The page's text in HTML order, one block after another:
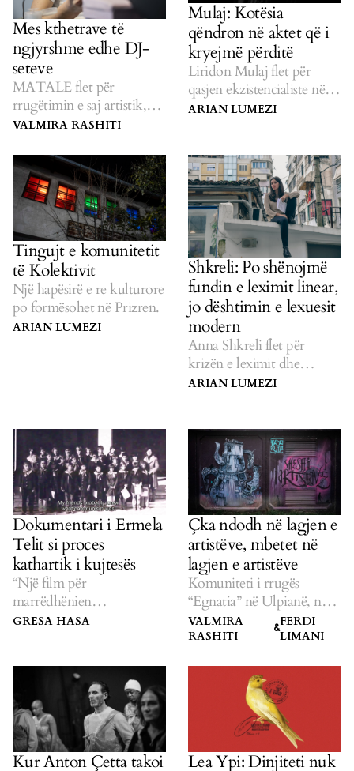
Mes kthetrave të
ngjyrshme edhe DJ-
seteve
MATALE flet për
rrugëtimin e saj artistik,
prej Tingëll Tangëll në
VALMIRA RASHITI
Mulaj: Kotësia
qëndron në aktet që i
kryejmë përditë
Liridon Mulaj flet për
qasjen ekzistencialiste në
procesin e të shkruarit.
ARIAN LUMEZI
Tingujt e komunitetit
të Kolektivit
Një hapësirë e re kulturore
po formësohet në Prizren.
ARIAN LUMEZI
Shkreli: Po shënojmë
fundin e leximit linear,
jo dështimin e lexuesit
modern
Anna Shkreli flet për
krizën e leximit dhe
letërsinë e pambështetur
ARIAN LUMEZI
Dokumentari i Ermela
Telit si proces
kathartik i kujtesës
“Një film për
marrëdhënien
kontradiktore të njeriut
GRESA HASA
Çka ndodh në lagjen e
artistëve, mbetet në
lagjen e artistëve
Komuniteti i rrugës
“Egnatia” në Ulpianë, në
mes të shpërthimit artistik
dhe gjentrifikimit.
VALMIRA
RASHITI
&FERDI
LIMANI
Kur Anton Çetta takoi
Lea Ypi: Dinjiteti nuk